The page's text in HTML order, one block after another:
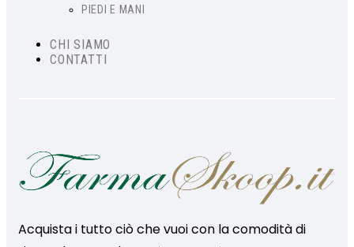
PIEDI E MANI
CHI SIAMO
CONTATTI
Acquista i tutto ciò che vuoi con la comodità di